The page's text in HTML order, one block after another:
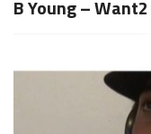
B Young –